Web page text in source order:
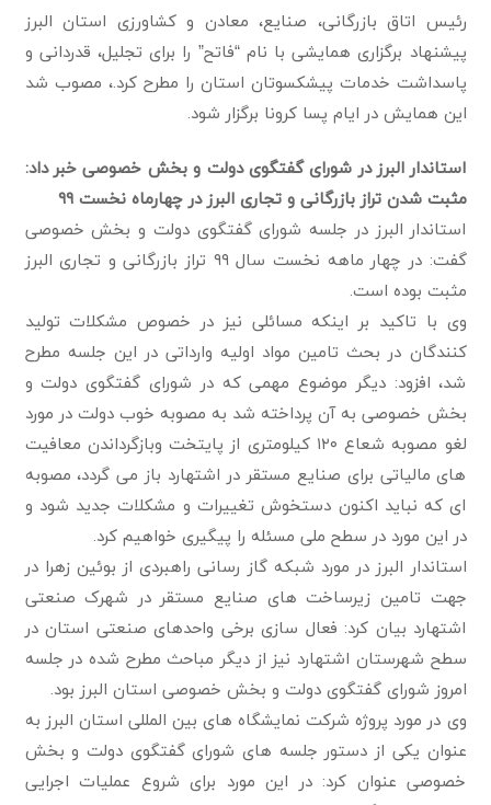
رئیس اتاق بازرگانی، صنایع، معادن و کشاورزی استان البرز
پیشنهاد برگزاری همایشی با نام “فاتح” را برای تجلیل، قدردانی و
پاسداشت خدمات پیشکسوتان استان را مطرح کرد.، مصوب شد
این همایش در ایام پسا کرونا برگزار شود.
استاندار البرز در شورای گفتگوی دولت و بخش خصوصی خبر داد:
مثبت شدن تراز بازرگانی و تجاری البرز در چهارماه نخست ۹۹
استاندار البرز در جلسه شورای گفتگوی دولت و بخش خصوصی
گفت: در چهار ماهه نخست سال ۹۹ تراز بازرگانی و تجاری البرز
مثبت بوده است.
وی با تاکید بر اینکه مسائلی نیز در خصوص مشکلات تولید
کنندگان در بحث تامین مواد اولیه وارداتی در این جلسه مطرح
شد، افزود: دیگر موضوع مهمی که در شورای گفتگوی دولت و
بخش خصوصی به آن پرداخته شد به مصوبه خوب دولت در مورد
لغو مصوبه شعاع ۱۲۰ کیلومتری از پایتخت وبازگرداندن معافیت
های مالیاتی برای صنایع مستقر در اشتهارد باز می گردد، مصوبه
ای که نباید اکنون دستخوش تغییرات و مشکلات جدید شود و
در این مورد در سطح ملی مسئله را پیگیری خواهیم کرد.
استاندار البرز در مورد شبکه گاز رسانی راهبردی از بوئین زهرا در
جهت تامین زیرساخت های صنایع مستقر در شهرک صنعتی
اشتهارد بیان کرد: فعال سازی برخی واحدهای صنعتی استان در
سطح شهرستان اشتهارد نیز از دیگر مباحث مطرح شده در جلسه
امروز شورای گفتگوی دولت و بخش خصوصی استان البرز بود.
وی در مورد پروژه شرکت نمایشگاه های بین المللی استان البرز به
عنوان یکی از دستور جلسه های شورای گفتگوی دولت و بخش
خصوصی عنوان کرد: در این مورد برای شروع عملیات اجرایی